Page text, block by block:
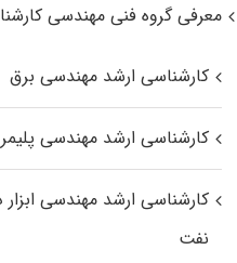
معرفی گروه فنی مهندسی
کارشناسی ارشد مهندسی برق
کارشناسی ارشد مهندسی پلیمر
کارشناسی ارشد مهندسی
نفت